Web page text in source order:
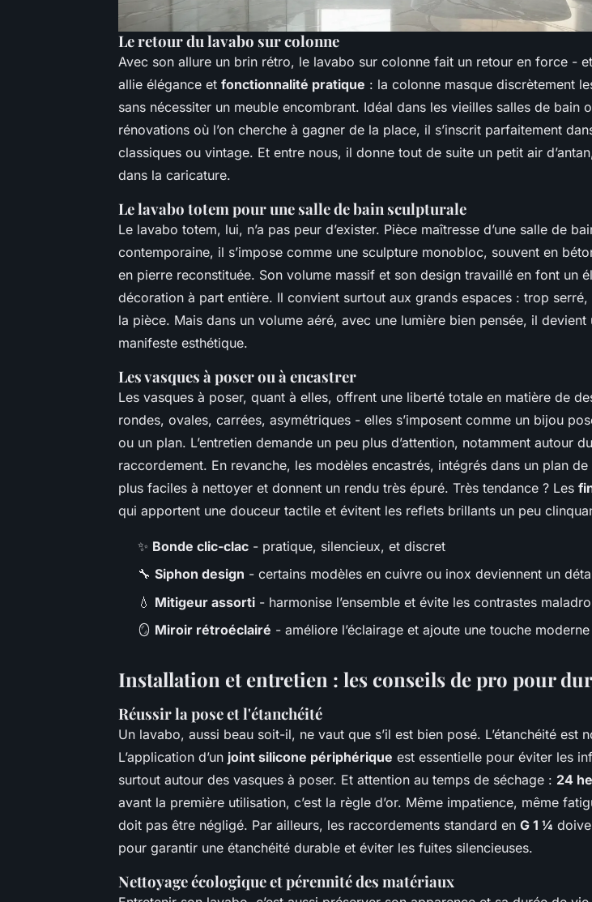
Le retour du lavabo sur colonne
Avec son allure un brin rétro, le lavabo sur colonne fait un retour en force -
allie élégance et fonctionnalité pratique : la colonne masque discrètement
sans nécessiter un meuble encombrant. Idéal dans les vieilles salles de bain
rénovations où l’on cherche à gagner de la place, il s’inscrit parfaitement
classiques ou vintage. Et entre nous, il donne tout de suite un petit air
dans la caricature.
Le lavabo totem pour une salle de bain sculpturale
Le lavabo totem, lui, n’a pas peur d’exister. Pièce maîtresse d’une salle de
contemporaine, il s’impose comme une sculpture monobloc, souvent en
en pierre reconstituée. Son volume massif et son design travaillé en font un
décoration à part entière. Il convient surtout aux grands espaces : trop
la pièce. Mais dans un volume aéré, avec une lumière bien pensée, il devient
manifeste esthétique.
Les vasques à poser ou à encastrer
Les vasques à poser, quant à elles, offrent une liberté totale en matière de
rondes, ovales, carrées, asymétriques - elles s’imposent comme un bijou
ou un plan. L’entretien demande un peu plus d’attention, notamment autour
raccordement. En revanche, les modèles encastrés, intégrés dans un plan
plus faciles à nettoyer et donnent un rendu très épuré. Très tendance ? Les
qui apportent une douceur tactile et évitent les reflets brillants un peu
✨ Bonde clic-clac - pratique, silencieux, et discret
🔧 Siphon design - certains modèles en cuivre ou inox deviennent un
💧 Mitigeur assorti - harmonise l’ensemble et évite les contrastes
🪞 Miroir rétroéclairé - améliore l’éclairage et ajoute une touche moderne
Installation et entretien : les conseils de pro pour
Réussir la pose et l'étanchéité
Un lavabo, aussi beau soit-il, ne vaut que s’il est bien posé. L’étanchéité est
L’application d’un joint silicone périphérique est essentielle pour éviter les
surtout autour des vasques à poser. Et attention au temps de séchage : 24
avant la première utilisation, c’est la règle d’or. Même impatience, même
doit pas être négligé. Par ailleurs, les raccordements standard en G 1 ¼
pour garantir une étanchéité durable et éviter les fuites silencieuses.
Nettoyage écologique et pérennité des matériaux